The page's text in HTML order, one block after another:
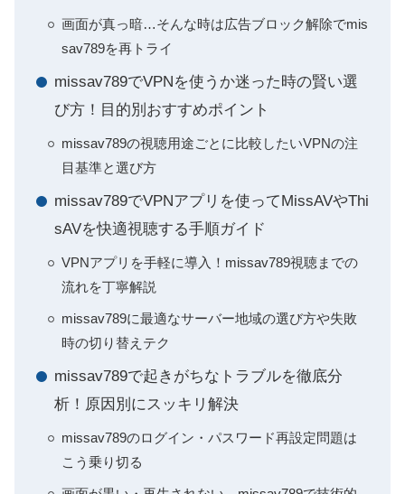
画面が真っ暗…そんな時は広告ブロック解除でmis
sav789を再トライ
missav789でVPNを使うか迷った時の賢い選
び方！目的別おすすめポイント
missav789の視聴用途ごとに比較したいVPNの注
目基準と選び方
missav789でVPNアプリを使ってMissAVやThi
sAVを快適視聴する手順ガイド
VPNアプリを手軽に導入！missav789視聴までの
流れを丁寧解説
missav789に最適なサーバー地域の選び方や失敗
時の切り替えテク
missav789で起きがちなトラブルを徹底分
析！原因別にスッキリ解決
missav789のログイン・パスワード再設定問題は
こう乗り切る